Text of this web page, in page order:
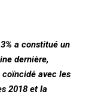
a constitué un
dernière,
coïncidé avec les
2018 et la